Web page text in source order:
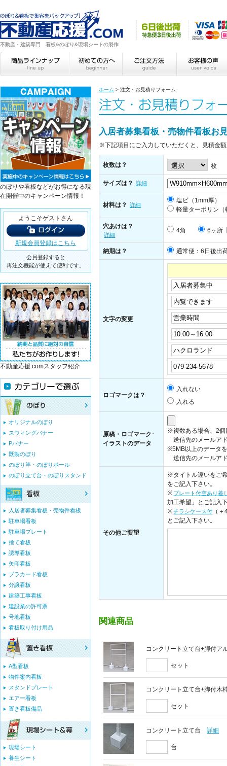
不動産・建築専門 看板&のぼり&現場シートの製作
ホーム > 注文・お見積りフォーム
入居者募集看板・売物件看板お
※下記項目にご入力していただくと、見積金
枚数は？ 枚
サイズは？ 詳細
材料は？ 詳細
塩ビ（1mm厚）
軽量ターポリン（
穴あけは？
詳細
4角 6ヶ所
納期は？ 通常便：6日後出
文字の変更
ロゴマークは？
入れない
入れる
原稿・ロゴマーク･
イラストのデータ
※複数ある場合、2個
送信先のメールア
※5MB以上のデータ
送信先のメールア
その他ご要望
※タイトル違いをご
をご記入下さい。
※ プレート付空あり差
加工希望」とご記入
※チラシケース付 （
とご記入下さい。
関連商品
コンクリート立て台+脚付ア
セット
コンクリート立て台+脚付木
セット
コンクリート立て台 詳細
台
のぼりや看板などがお得になる現
在開催中のキャンペーン情報！
ようこそゲストさん
新規会員登録はこちら
会員登録すると
再注文機能が使えて便利です。
不動産応援.comスタッフ紹介
オリジナルのぼり
スウィングバナー
Pバナー
既製のぼり
のぼり竿・のぼりポール
のぼり立て台・のぼりスタンド
入居者募集看板・売物件看板
駐車場看板
駐車場プレート
捨て看板
誘導看板
矢印看板
プラカード看板
分譲看板
建築工事看板
建設業の許可票
号地看板
看板取り付け用品
A型看板
物件案内看板
スタンドプレート
エアー看板
置き看板備品
現場シート
養生シート